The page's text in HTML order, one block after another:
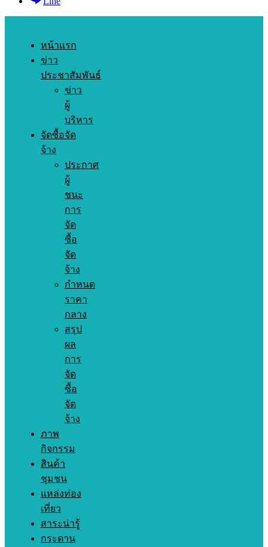
หน้าแรก
ข่าว
ประชาสัมพันธ์
ข่าว
ผู้
บริหาร
จัดซื้อจัด
จ้าง
ประกาศ
ผู้
ชนะ
การ
จัด
ซื้อ
จัด
จ้าง
กำหนด
ราคา
กลาง
สรุป
ผล
การ
จัด
ซื้อ
จัด
จ้าง
ภาพ
กิจกรรม
สินค้า
ชุมชน
แหล่งท่อง
เที่ยว
สาระน่ารู้
กระดาน